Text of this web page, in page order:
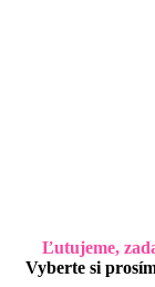
Ľutujeme,
Vyberte si